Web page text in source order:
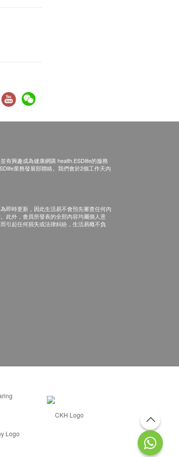
有興趣成為健康網購 health.ESDlife的服務
業務發展部聯絡。我們會於2個工作天內
即時更新，因此生活易不會預先審查任何內
此外，會員所發表的全部內容均屬個人意
引起任何損失或法律糾紛，生活易概不負